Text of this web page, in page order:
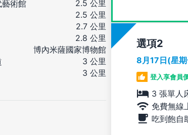
選項
8月17日(星
登入享會員
3 張單人
免費無線
吃到飽自
術館
2.5 公里
2.5 公里
2.7 公里
2.8 公里
博內米薩國家博物館
3 公里
3 公里